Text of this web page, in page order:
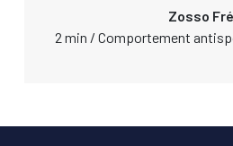
Zosso
2 min / Comportement